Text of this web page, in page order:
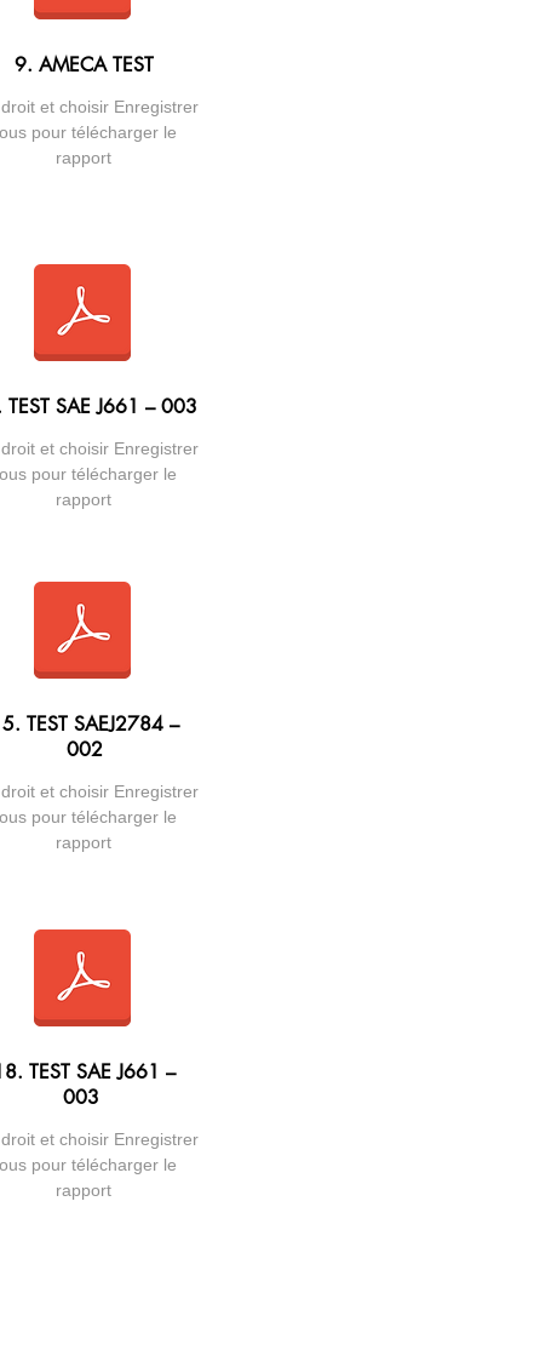
9. AMECA TEST
et choisir Enregistrer
pour télécharger le
rapport
TEST SAE J661 – 003
et choisir Enregistrer
pour télécharger le
rapport
TEST SAEJ2784 –
002
et choisir Enregistrer
pour télécharger le
rapport
TEST SAE J661 –
003
et choisir Enregistrer
pour télécharger le
rapport